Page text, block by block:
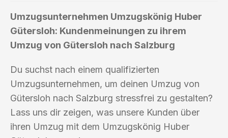
Umzugsunternehmen Umzugskönig Huber
Gütersloh: Kundenmeinungen zu ihrem
Umzug von Gütersloh nach Salzburg
Du suchst nach einem qualifizierten
Umzugsunternehmen, um deinen Umzug von
Gütersloh nach Salzburg stressfrei zu gestalten?
Lass uns dir zeigen, was unsere Kunden über
ihren Umzug mit dem Umzugskönig Huber